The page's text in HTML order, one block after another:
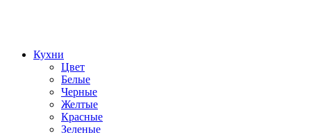
Кухни
Цвет
Белые
Черные
Желтые
Красные
Зеленые